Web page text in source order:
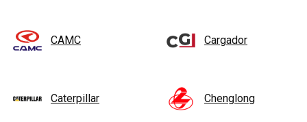
CAMC Cargador
Caterpillar Chenglong